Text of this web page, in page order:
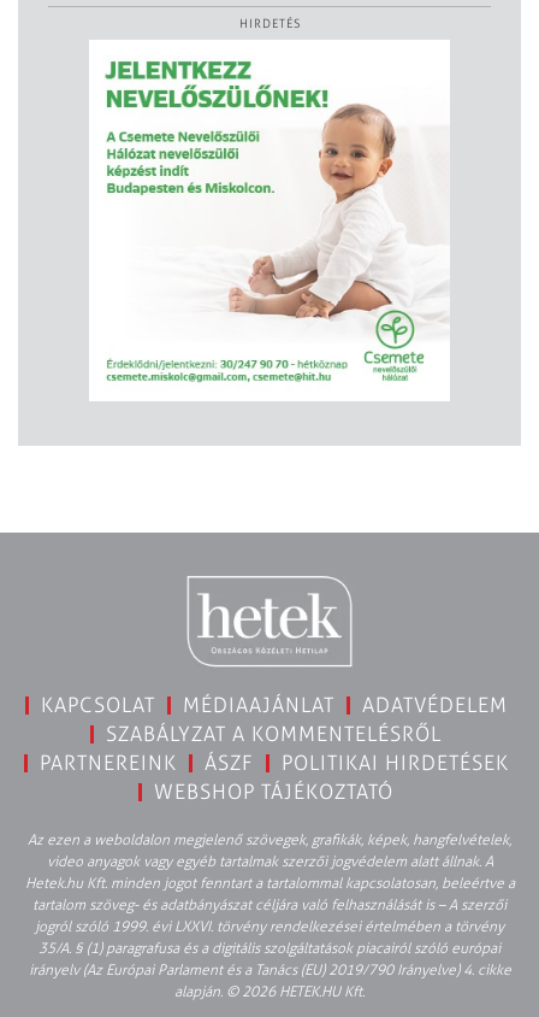
HIRDETÉS
KAPCSOLAT MÉDIAAJÁNLAT
ADATVÉDELEM
SZABÁLYZAT A KOMMENTELÉSRŐL
PARTNEREINK
ÁSZF
POLITIKAI HIRDETÉSEK
WEBSHOP TÁJÉKOZTATÓ
Az ezen a weboldalon megjelenő szövegek, grafikák, képek, hangfelvételek,
video anyagok vagy egyéb tartalmak szerzői jogvédelem alatt állnak. A
Hetek.hu Kft. minden jogot fenntart a tartalommal kapcsolatosan, beleértve a
tartalom szöveg- és adatbányászat céljára való felhasználását is – A szerzői
jogról szóló 1999. évi LXXVI. törvény rendelkezései értelmében a törvény
35/A. § (1) paragrafusa és a digitális szolgáltatások piacairól szóló európai
irányelv (Az Európai Parlament és a Tanács (EU) 2019/790 Irányelve) 4. cikke
alapján. © 2026 HETEK.HU Kft.